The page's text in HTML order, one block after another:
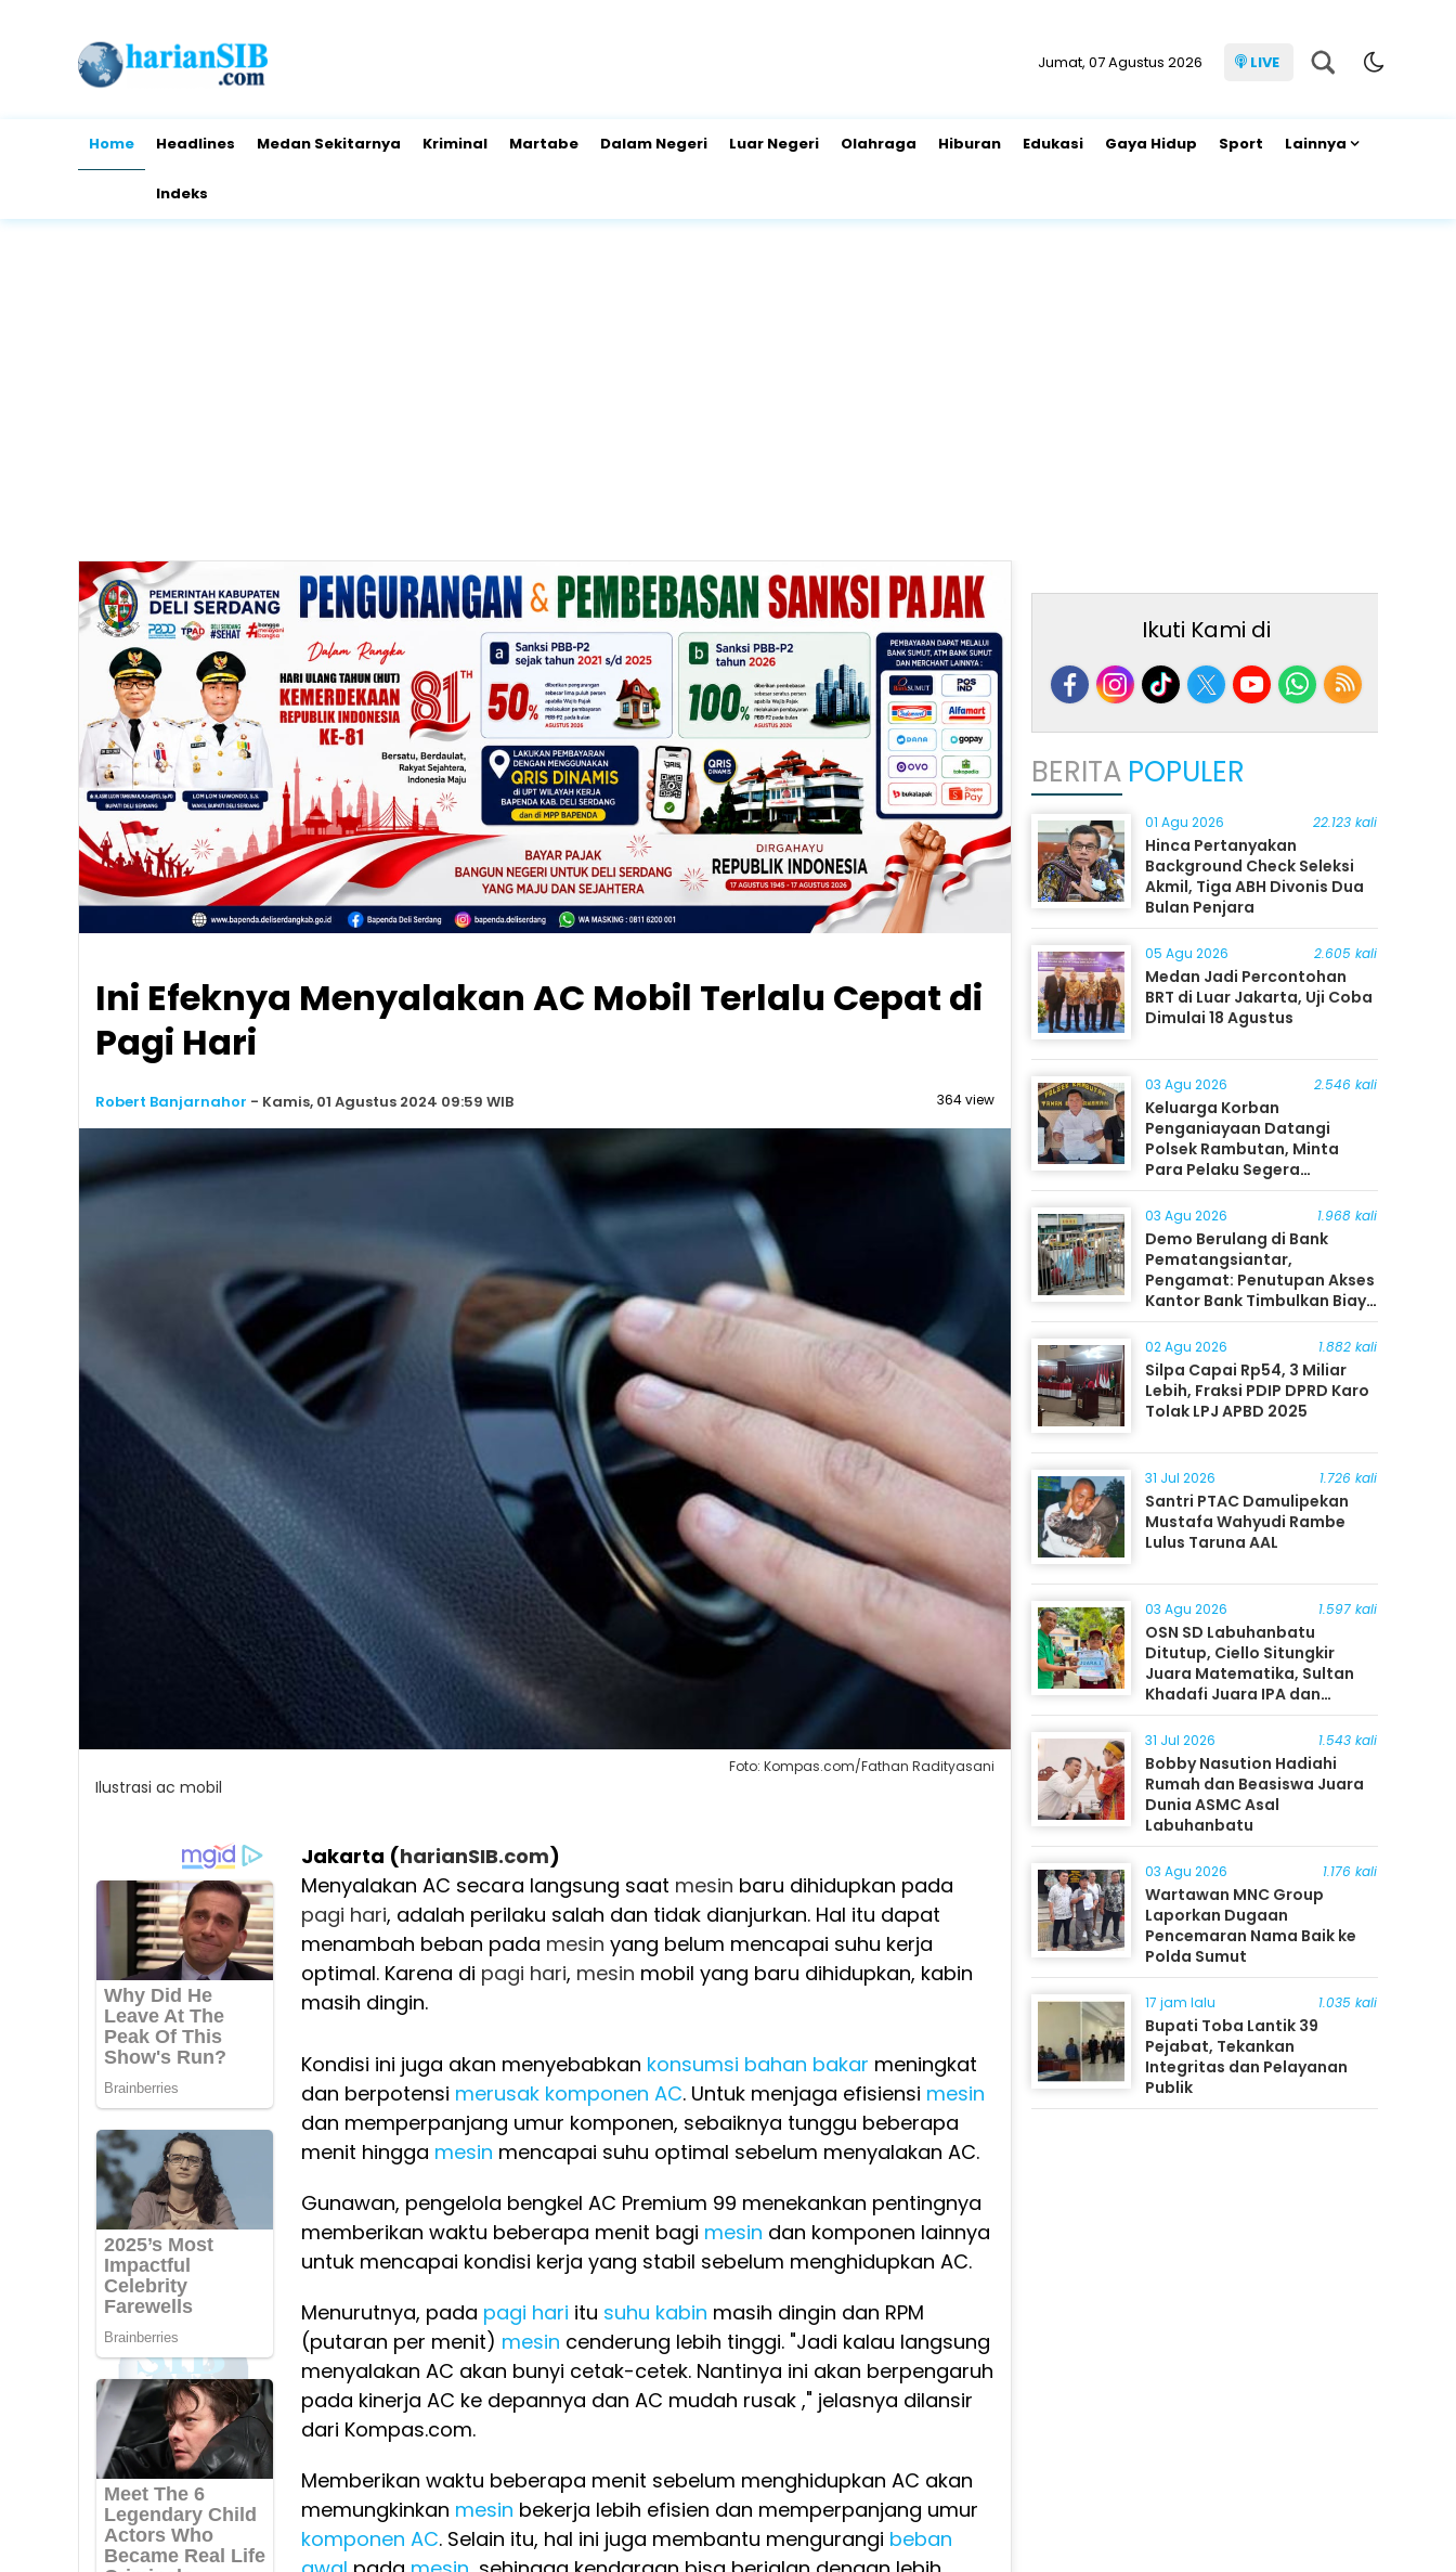
Jumat, 07 Agustus 2026 LIVE
Home Headlines Medan Sekitarnya Kriminal Martabe Dalam Negeri Luar Negeri Olahraga Hiburan Edukasi Gaya Hidup Sport Lainnya
Indeks
Ini Efeknya Menyalakan AC Mobil Terlalu Cepat di
Pagi Hari
Robert Banjarnahor - Kamis, 01 Agustus 2024 09:59 WIB 364 view
Foto: Kompas.com/Fathan Radityasani
Ilustrasi ac mobil
Jakarta (harianSIB.com)
Menyalakan AC secara langsung saat mesin baru dihidupkan pada
pagi hari, adalah perilaku salah dan tidak dianjurkan. Hal itu dapat
menambah beban pada mesin yang belum mencapai suhu kerja
optimal. Karena di pagi hari, mesin mobil yang baru dihidupkan, kabin
masih dingin.
Kondisi ini juga akan menyebabkan konsumsi bahan bakar meningkat
dan berpotensi merusak komponen AC. Untuk menjaga efisiensi mesin
dan memperpanjang umur komponen, sebaiknya tunggu beberapa
menit hingga mesin mencapai suhu optimal sebelum menyalakan AC.
Gunawan, pengelola bengkel AC Premium 99 menekankan pentingnya
memberikan waktu beberapa menit bagi mesin dan komponen lainnya
untuk mencapai kondisi kerja yang stabil sebelum menghidupkan AC.
Menurutnya, pada pagi hari itu suhu kabin masih dingin dan RPM
(putaran per menit) mesin cenderung lebih tinggi. "Jadi kalau langsung
menyalakan AC akan bunyi cetak-cetek. Nantinya ini akan berpengaruh
pada kinerja AC ke depannya dan AC mudah rusak ," jelasnya dilansir
dari Kompas.com.
Memberikan waktu beberapa menit sebelum menghidupkan AC akan
memungkinkan mesin bekerja lebih efisien dan memperpanjang umur
komponen AC. Selain itu, hal ini juga membantu mengurangi beban
Ikuti Kami di
BERITA POPULER
01 Agu 2026 22.123 kali
Hinca Pertanyakan
Background Check Seleksi
Akmil, Tiga ABH Divonis Dua
Bulan Penjara
05 Agu 2026 2.605 kali
Medan Jadi Percontohan
BRT di Luar Jakarta, Uji Coba
Dimulai 18 Agustus
03 Agu 2026 2.546 kali
Keluarga Korban
Penganiayaan Datangi
Polsek Rambutan, Minta
Para Pelaku Segera
Ditangkap
03 Agu 2026 1.968 kali
Demo Berulang di Bank
Pematangsiantar,
Pengamat: Penutupan Akses
Kantor Bank Timbulkan Biaya
Ekonomi bagi Masyarakat
02 Agu 2026 1.882 kali
Silpa Capai Rp54, 3 Miliar
Lebih, Fraksi PDIP DPRD Karo
Tolak LPJ APBD 2025
31 Jul 2026 1.726 kali
Santri PTAC Damulipekan
Mustafa Wahyudi Rambe
Lulus Taruna AAL
03 Agu 2026 1.597 kali
OSN SD Labuhanbatu
Ditutup, Ciello Situngkir
Juara Matematika, Sultan
Khadafi Juara IPA dan
Timothy Rangkuti Juara IPS
31 Jul 2026 1.543 kali
Bobby Nasution Hadiahi
Rumah dan Beasiswa Juara
Dunia ASMC Asal
Labuhanbatu
03 Agu 2026 1.176 kali
Wartawan MNC Group
Laporkan Dugaan
Pencemaran Nama Baik ke
Polda Sumut
17 jam lalu 1.035 kali
Bupati Toba Lantik 39
Pejabat, Tekankan
Integritas dan Pelayanan
Publik